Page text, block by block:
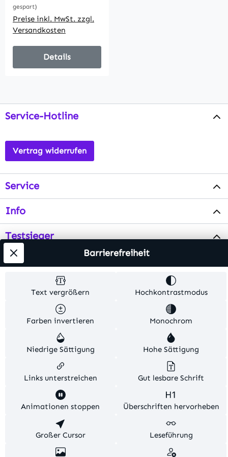
neutralweiß
gespart)
Preise inkl. MwSt. zzgl.
Versandkosten
Details
Service-Hotline
Vertrag widerrufen
Service
Info
Testsieger
Versandkosten
. Alle Artikelangaben sind
Herstellerangaben und ohne Gewähr.
© 2026 MKV24 – Alle Rechte vorbehalten. Theme by
Text vergrößern Hochkontrastmodus
Farben invertieren Monochrom
Niedrige Sättigung Hohe Sättigung
Links unterstreichen Gut lesbare Schrift
Animationen stoppen Überschriften hervorheben
Großer Cursor Leseführung
Barrierefreiheit
Diese Website verwendet Cookies, um eine bestmögliche
Erfahrung bieten zu können.
Nur technisch notwendige
Konfigurieren